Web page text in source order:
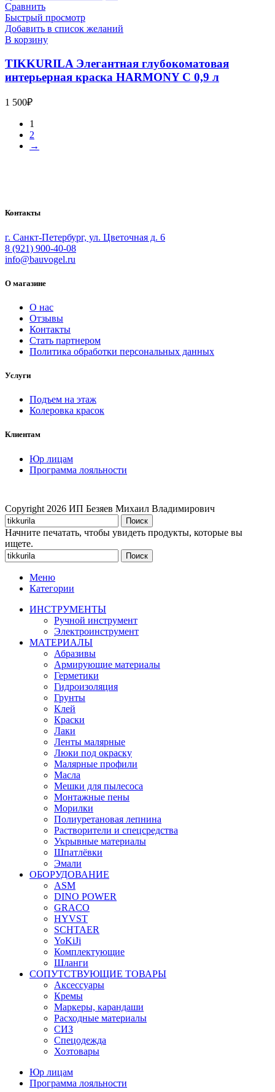
Сравнить
Быстрый просмотр
Добавить в список желаний
В корзину
TIKKURILA Элегантная глубокоматовая
интерьерная краска HARMONY С 0,9 л
1 500₽
1
2
→
Контакты
г. Санкт-Петербург, ул. Цветочная д. 6
8 (921) 900-40-08
info@bauvogel.ru
О магазине
О нас
Отзывы
Контакты
Стать партнером
Политика обработки персональных данных
Услуги
Подъем на этаж
Колеровка красок
Клиентам
Юр лицам
Программа лояльности
Copyright 2026 ИП Безяев Михаил Владимирович
Поиск
Начните печатать, чтобы увидеть продукты, которые вы
ищете.
Поиск
Меню
Категории
ИНСТРУМЕНТЫ
Ручной инструмент
Электроинструмент
МАТЕРИАЛЫ
Абразивы
Армирующие материалы
Герметики
Гидроизоляция
Грунты
Клей
Краски
Лаки
Ленты малярные
Люки под окраску
Малярные профили
Масла
Мешки для пылесоса
Монтажные пены
Морилки
Полиуретановая лепнина
Растворители и спецсредства
Укрывные материалы
Шпатлёвки
Эмали
ОБОРУДОВАНИЕ
ASM
DINO POWER
GRACO
HYVST
SCHTAER
YoKiJi
Комплектующие
Шланги
СОПУТСТВУЮЩИЕ ТОВАРЫ
Аксессуары
Кремы
Маркеры, карандаши
Расходные материалы
СИЗ
Спецодежда
Хозтовары
Юр лицам
Программа лояльности